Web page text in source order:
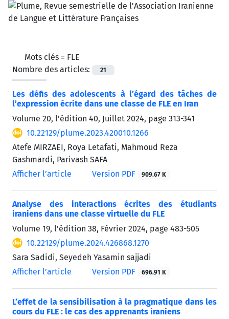
Mots clés = FLE
Nombre des articles:
21
Les défis des adolescents à l’égard des tâches de
l’expression écrite dans une classe de FLE en Iran
Volume 20, l’édition 40, Juillet 2024, page 313-341
10.22129/plume.2023.420010.1266
Atefe MIRZAEI, Roya Letafati, Mahmoud Reza
Gashmardi, Parivash SAFA
Afficher l’article
Version PDF 909.67 K
Analyse des interactions écrites des étudiants
iraniens dans une classe virtuelle du FLE
Volume 19, l’édition 38, Février 2024, page 483-505
10.22129/plume.2024.426868.1270
Sara Sadidi, Seyedeh Yasamin sajjadi
Afficher l’article
Version PDF 696.91 K
L’effet de la sensibilisation à la pragmatique dans les
cours du FLE : le cas des apprenants iraniens